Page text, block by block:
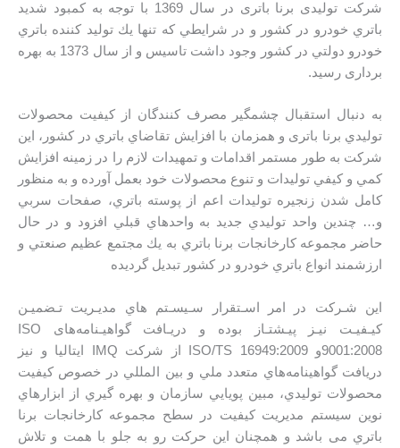
شرکت تولیدی برنا باتری در سال 1369 با توجه به كمبود شديد
باتري خودرو در كشور و در شرايطي كه تنها يك توليد كننده باتري
خودرو دولتي در كشور وجود داشت تاسیس و از سال 1373 به بهره
برداری رسید.
به دنبال استقبال چشمگير مصرف كنندگان از كيفيت محصولات
توليدي برنا باتری و همزمان با افزايش تقاضاي باتري در كشور، اين
شرکت به طور مستمر اقدامات و تمهيدات لازم را در زمينه افزايش
كمي و كيفي توليدات و تنوع محصولات خود بعمل آورده و به منظور
كامل شدن زنجيره توليدات اعم از پوسته باتري، صفحات سربي
و… چندين واحد توليدي جديد به واحدهاي قبلي افزود و در حال
حاضر مجموعه كارخانجات برنا باتري به يك مجتمع عظيم صنعتي و
ارزشمند انواع باتري خودرو در کشور تبديل گرديده
اين شـركت در امر اسـتقرار سـيسـتم هاي مديـريت تـضميـن
كيـفيـت نيـز پيـشتـاز بوده و دريـافت گواهیـنامه‌های ISO
9001:2008و ISO/TS 16949:2009 از شركت IMQ ايتاليا و نیز
دريافت گواهينامه‌هاي متعدد ملي و بين المللي در خصوص كيفيت
محصولات توليدي، مبين پويايي سازمان و بهره گيري از ابزارهاي
نوين سیستم مديريت کیفیت در سطح مجموعه كارخانجات برنا
باتري می باشد و همچنان اين حركت رو به جلو با همت و تلاش